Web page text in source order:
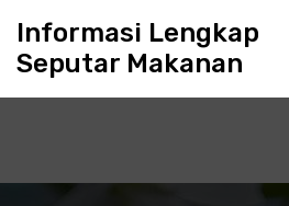
o
Informasi Lengkap
Seputar Makanan